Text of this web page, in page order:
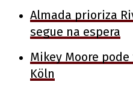
Almada prioriza
segue na espera
Mikey Moore
Köln